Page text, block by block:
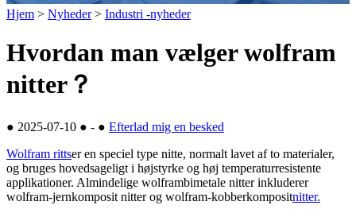
Hjem > Nyheder > Industri -nyheder
Hvordan man vælger wolfram
nitter？
● 2025-07-10 ● - ● Efterlad mig en besked
Wolfram rittser en speciel type nitte, normalt lavet af to materialer,
og bruges hovedsageligt i højstyrke og høj temperaturresistente
applikationer. Almindelige wolframbimetale nitter inkluderer
wolfram-jernkomposit nitter og wolfram-kobberkompositnitter.